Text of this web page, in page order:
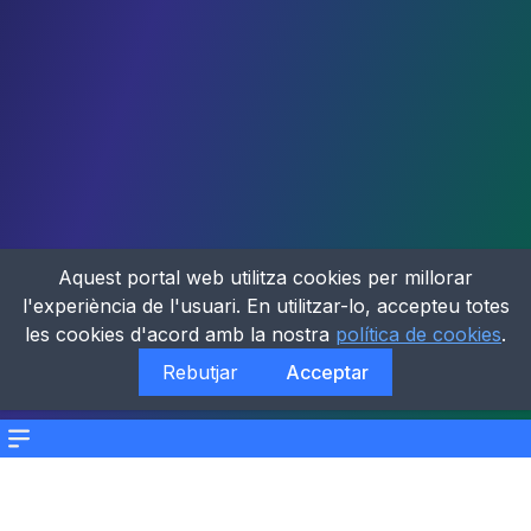
Menu
Aquest portal web utilitza cookies per millorar
l'experiència de l'usuari. En utilitzar-lo, accepteu totes
les cookies d'acord amb la nostra política de cookies.
Rebutjar
Acceptar